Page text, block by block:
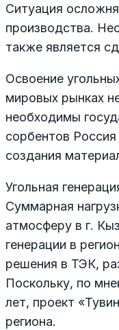
Ситуация
производства.
также является
Освоение
мировых рынках
необходимы
сорбентов
создания
Угольная
Суммарная
атмосферу в г.
генерации в
решения в ТЭК,
Поскольку, по
лет, проект
региона.